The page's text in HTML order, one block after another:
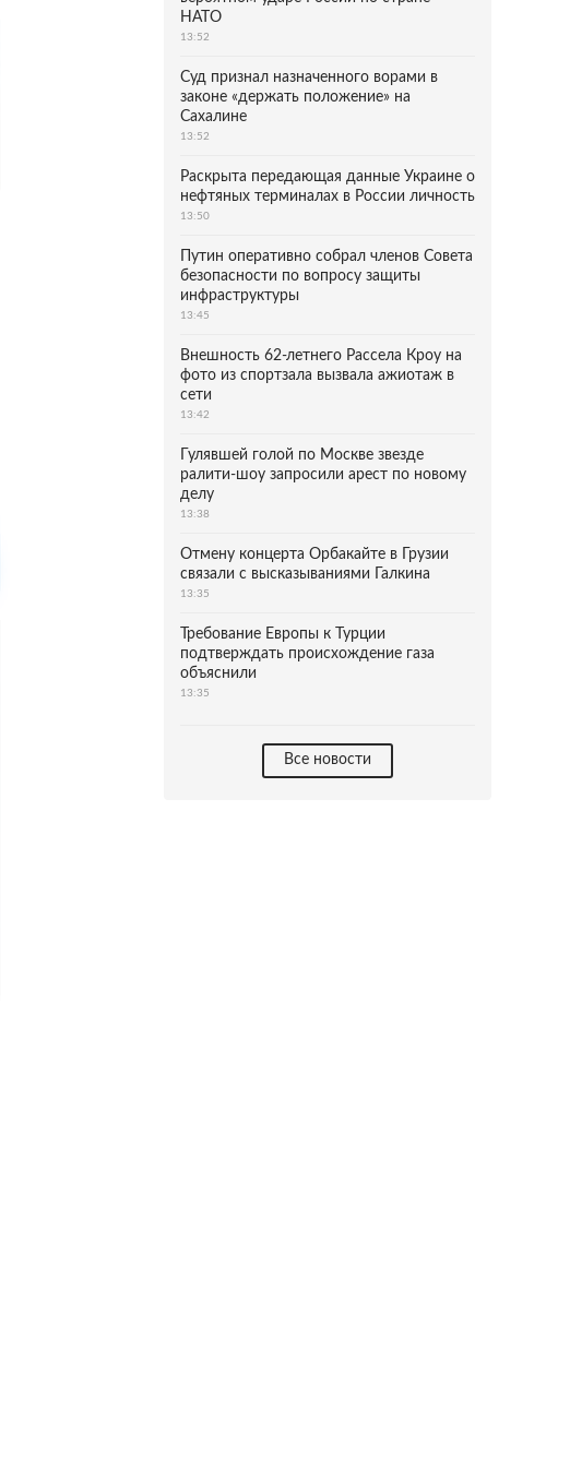
НАТО
13:52
Суд признал назначенного ворами в
законе «держать положение» на
Сахалине
13:52
Раскрыта передающая данные Украине о
нефтяных терминалах в России личность
13:50
Путин оперативно собрал членов Совета
безопасности по вопросу защиты
инфраструктуры
13:45
Внешность 62-летнего Рассела Кроу на
фото из спортзала вызвала ажиотаж в
сети
13:42
Гулявшей голой по Москве звезде
ралити-шоу запросили арест по новому
делу
13:38
Отмену концерта Орбакайте в Грузии
связали с высказываниями Галкина
13:35
Требование Европы к Турции
подтверждать происхождение газа
объяснили
13:35
Все новости